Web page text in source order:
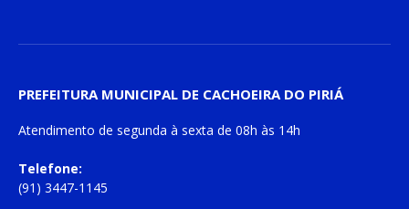
PREFEITURA MUNICIPAL DE CACHOEIRA DO PIRIÁ
Atendimento de segunda à sexta de 08h às 14h
Telefone:
(91) 3447-1145